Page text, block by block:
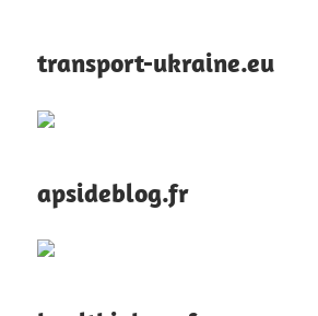
transport-ukraine.eu
apsideblog.fr